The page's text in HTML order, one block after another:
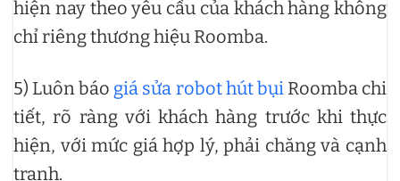
hiện nay theo yêu cầu của khách hàng không
chỉ riêng thương hiệu Roomba.
5) Luôn báo giá sửa robot hút bụi Roomba chi
tiết, rõ ràng với khách hàng trước khi thực
hiện, với mức giá hợp lý, phải chăng và cạnh
tranh.